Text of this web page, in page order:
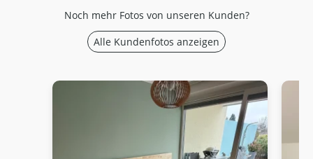
Noch mehr Fotos von unseren Kunden?
Alle Kundenfotos anzeigen